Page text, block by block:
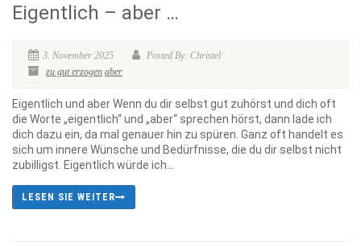
Eigentlich – aber …
3. November 2025
Posted By: Christel
zu gut erzogen aber
Eigentlich und aber Wenn du dir selbst gut zuhörst und dich oft
die Worte „eigentlich“ und „aber“ sprechen hörst, dann lade ich
dich dazu ein, da mal genauer hin zu spüren. Ganz oft handelt es
sich um innere Wünsche und Bedürfnisse, die du dir selbst nicht
zubilligst. Eigentlich würde ich...
LESEN SIE WEITER